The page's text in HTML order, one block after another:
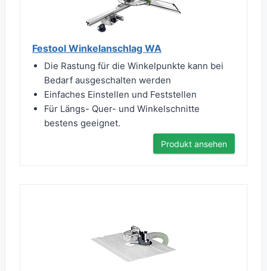
Festool Winkelanschlag WA
Die Rastung für die Winkelpunkte kann bei
Bedarf ausgeschalten werden
Einfaches Einstellen und Feststellen
Für Längs- Quer- und Winkelschnitte
bestens geeignet.
Produkt ansehen